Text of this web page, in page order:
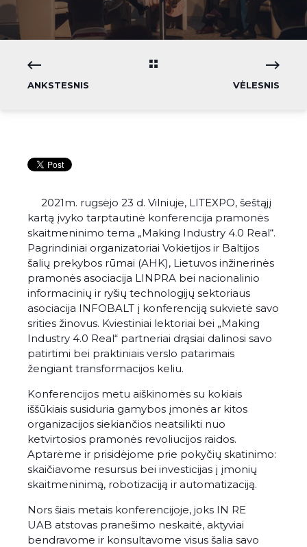
ANKSTESNIS VĖLESNIS
2021m. rugsėjo 23 d. Vilniuje, LITEXPO, šeštąjį
kartą įvyko tarptautinė konferencija pramonės
skaitmeninimo tema „Making Industry 4.0 Real“.
Pagrindiniai organizatoriai Vokietijos ir Baltijos
šalių prekybos rūmai (AHK), Lietuvos inžinerinės
pramonės asociacija LINPRA bei nacionalinio
informacinių ir ryšių technologijų sektoriaus
asociacija INFOBALT į konferenciją sukvietė savo
srities žinovus. Kviestiniai lektoriai bei „Making
Industry 4.0 Real“ partneriai drąsiai dalinosi savo
patirtimi bei praktiniais verslo patarimais
žengiant transformacijos keliu.
Konferencijos metu aiškinomės su kokiais
iššūkiais susiduria gamybos įmonės ar kitos
organizacijos siekiančios neatsilikti nuo
ketvirtosios pramonės revoliucijos raidos.
Aptarėme ir prisidėjome prie pokyčių skatinimo:
skaičiavome resursus bei investicijas į įmonių
skaitmeninimą, robotizaciją ir automatizaciją.
Nors šiais metais konferencijoje, joks IN RE
UAB atstovas pranešimo neskaitė, aktyviai
bendravome ir konsultavome visus šalia savo